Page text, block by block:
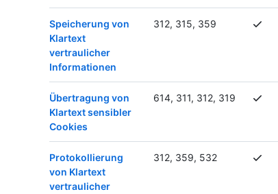
Speicherung von
Klartext
vertraulicher
Informationen
312, 315, 359
Übertragung von
Klartext sensibler
Cookies
614, 311, 312, 319
Protokollierung
von Klartext
vertraulicher
312, 359, 532